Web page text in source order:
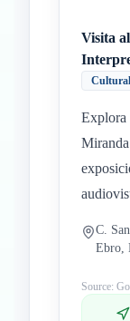
Visita
Cultural
Explora
C.
Ebro,
Source: